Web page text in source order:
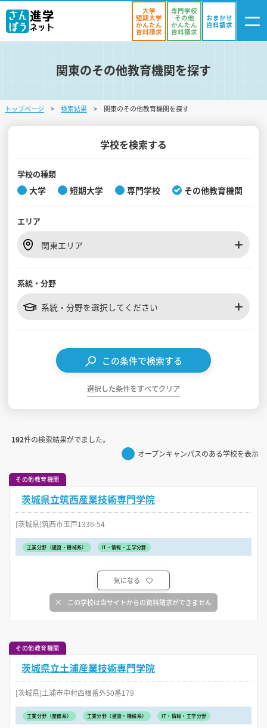
ログイン
気になる
学校を探す
オープンキャンパスを探す
入試・受験入門
見学会WEB手引書
大学
短期大学
かんたん
資料請求
専門学校
その他
かんたん
資料請求
おまかせ
資料請求
関東のその他教育機関を探す
トップページ 検索結果 関東のその他教育機関を探す
学校を検索する
学校の種類
大学 短期大学 専門学校 その他教育機関
エリア
関東エリア
系統・分野
系統・分野を選択してください
この条件で検索する
選択した条件をすべてクリア
192件の検索結果がでました。
オープンキャンパスのある学校を表示
その他教育機関
茨城県立筑西産業技術専門学院
[茨城県]筑西市玉戸1336-54
工業分野（建設・機械系） IT・情報・工学分野
気になる
この学校は当サイトからの資料請求ができません
その他教育機関
茨城県立土浦産業技術専門学院
[茨城県]土浦市中村西根番外50番179
工業分野（整備系） 工業分野（建設・機械系） IT・情報・工学分野